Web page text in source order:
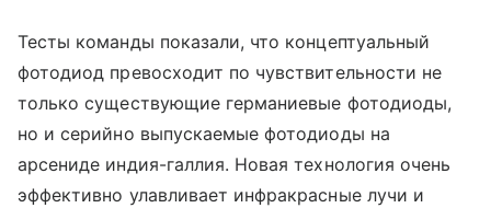
Тесты команды показали, что концептуальный
фотодиод превосходит по чувствительности не
только существующие германиевые фотодиоды,
но и серийно выпускаемые фотодиоды на
арсениде индия-галлия. Новая технология очень
эффективно улавливает инфракрасные лучи и